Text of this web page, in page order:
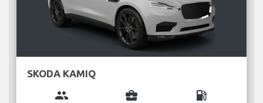
SKODA KAMIQ
group business_center local_gas_station